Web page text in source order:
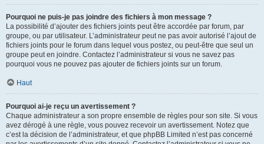
Pourquoi ne puis-je pas joindre des fichiers à mon message ?
La possibilité d’ajouter des fichiers joints peut être accordée par forum, par
groupe, ou par utilisateur. L’administrateur peut ne pas avoir autorisé l’ajout de
fichiers joints pour le forum dans lequel vous postez, ou peut-être que seul un
groupe peut en joindre. Contactez l’administrateur si vous ne savez pas
pourquoi vous ne pouvez pas ajouter de fichiers joints sur un forum.
Haut
Pourquoi ai-je reçu un avertissement ?
Chaque administrateur a son propre ensemble de règles pour son site. Si vous
avez dérogé à une règle, vous pouvez recevoir un avertissement. Notez que
c’est la décision de l’administrateur, et que phpBB Limited n’est pas concerné